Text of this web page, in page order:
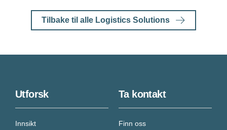
Tilbake til alle Logistics Solutions
Utforsk
Innsikt
Ta kontakt
Finn oss